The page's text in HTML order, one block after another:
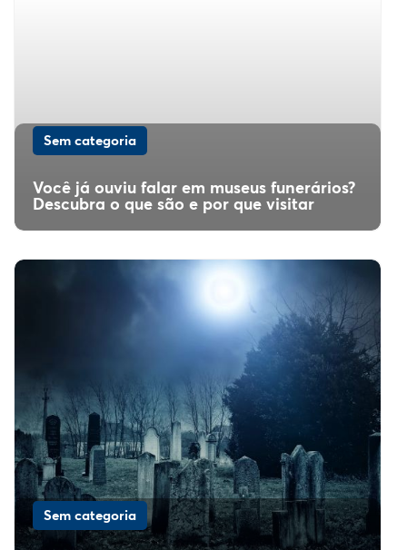
Sem categoria
Você já ouviu falar em museus funerários?
Descubra o que são e por que visitar
Sem categoria